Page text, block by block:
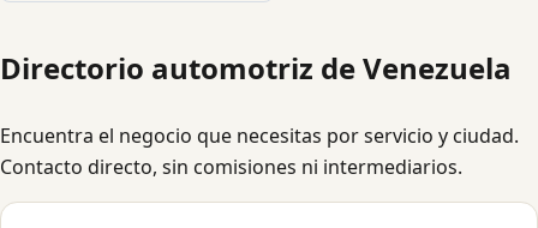
Directorio automotriz de Venezuela
Encuentra el negocio que necesitas por servicio y ciudad.
Contacto directo, sin comisiones ni intermediarios.